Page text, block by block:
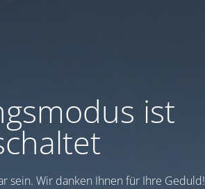
ist
sein. Wir danken Ihnen für Ihre Geduld!